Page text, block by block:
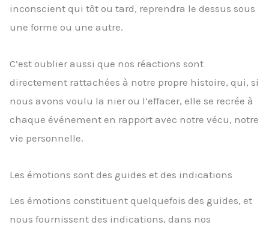
inconscient qui tôt ou tard, reprendra le dessus sous
une forme ou une autre.
C’est oublier aussi que nos réactions sont
directement rattachées à notre propre histoire, qui, si
nous avons voulu la nier ou l’effacer, elle se recrée à
chaque événement en rapport avec notre vécu, notre
vie personnelle.
Les émotions sont des guides et des indications
Les émotions constituent quelquefois des guides, et
nous fournissent des indications, dans nos